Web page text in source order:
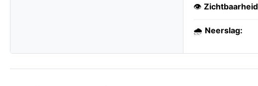
👁️
🌧️ Neerslag: